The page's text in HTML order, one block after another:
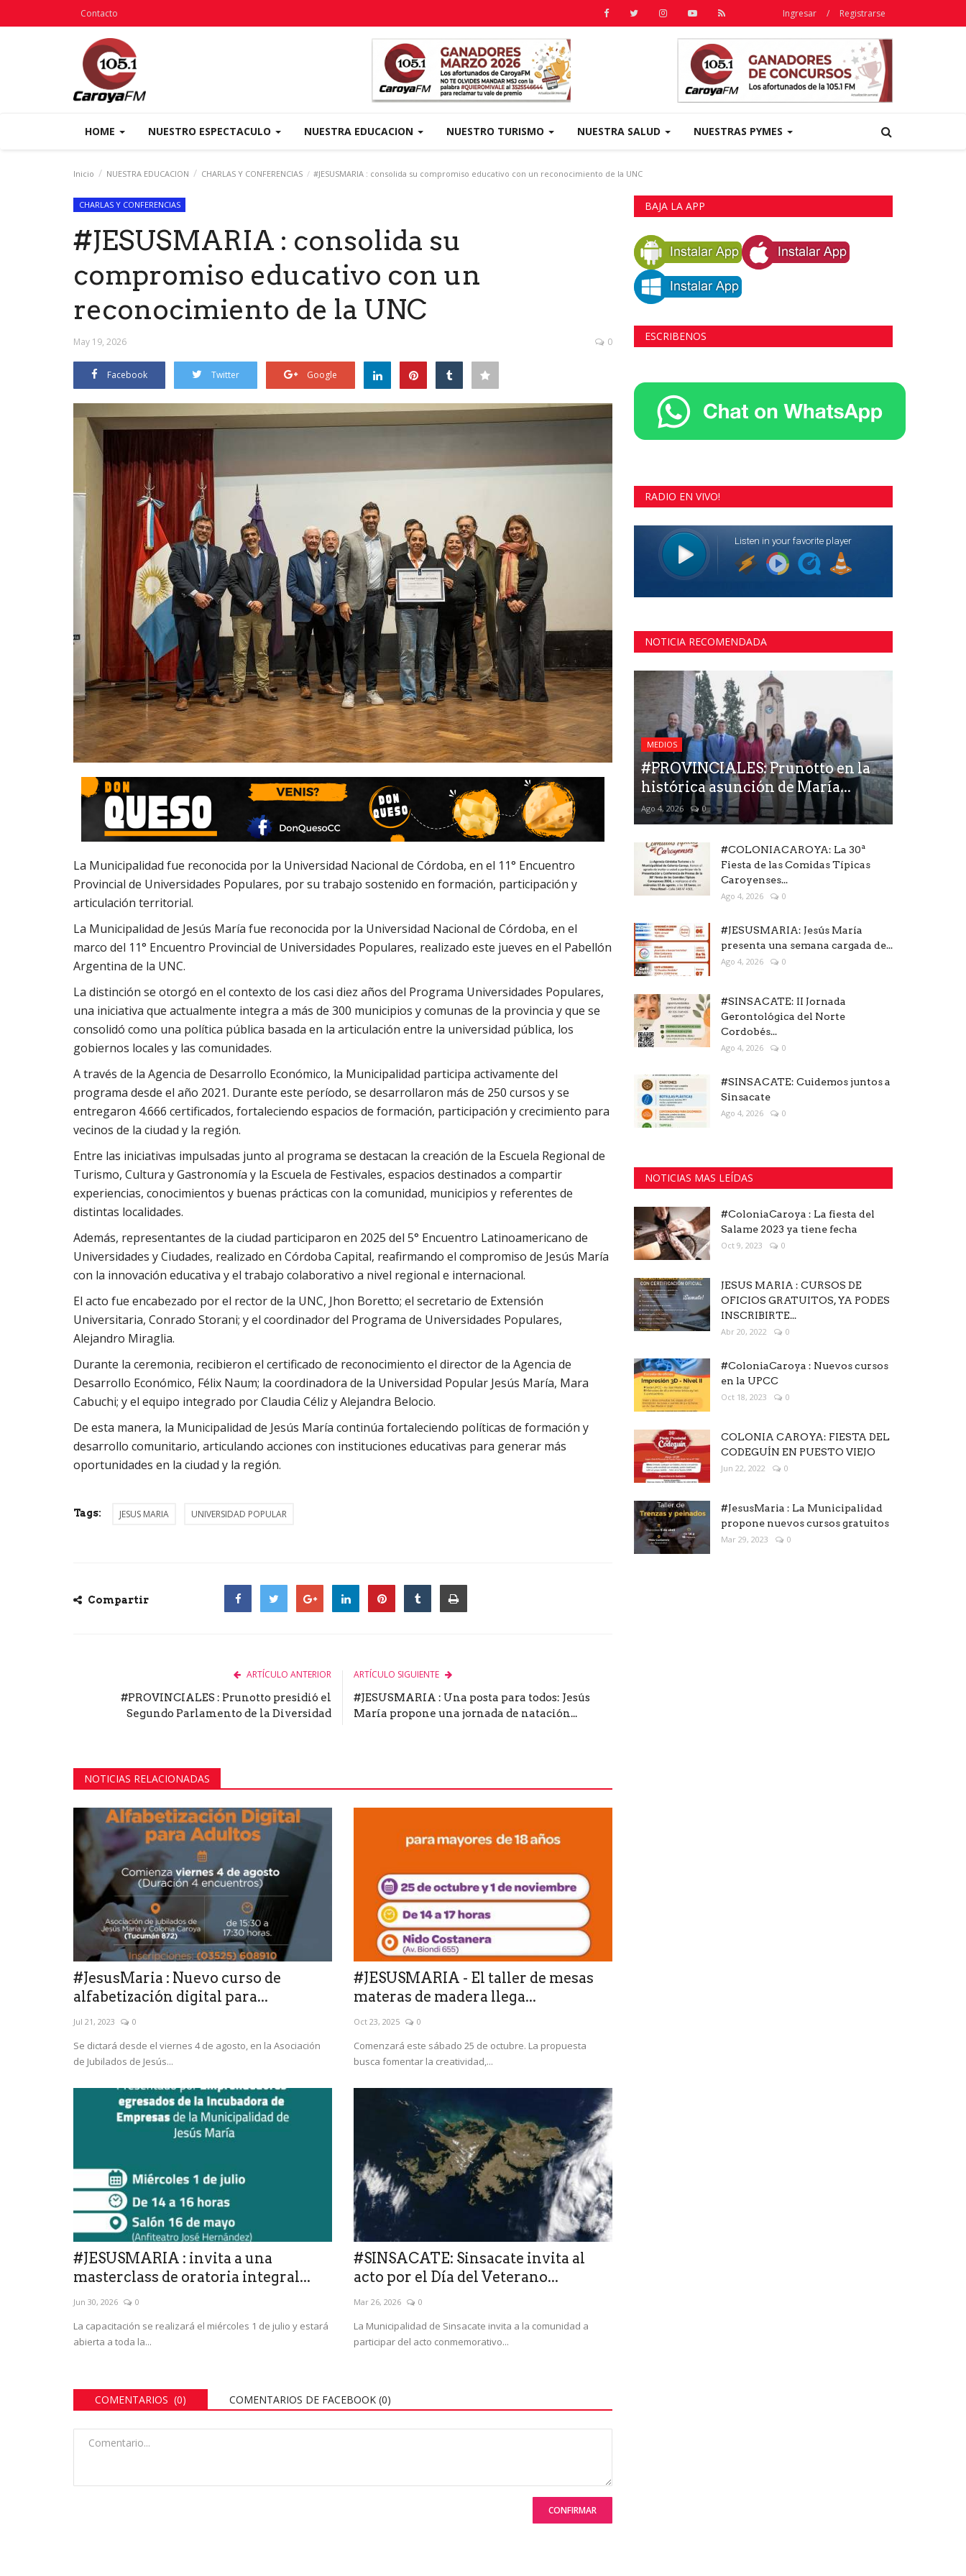
Contacto Ingresar / Registrarse
HOME NUESTRO ESPECTACULO NUESTRA EDUCACION NUESTRO TURISMO NUESTRA SALUD NUESTRAS PYMES
Inicio NUESTRA EDUCACION CHARLAS Y CONFERENCIAS #JESUSMARIA : consolida su compromiso educativo con un reconocimiento de la UNC
CHARLAS Y CONFERENCIAS
#JESUSMARIA : consolida su
compromiso educativo con un
reconocimiento de la UNC
May 19, 2026 0
Facebook Twitter Google
La Municipalidad fue reconocida por la Universidad Nacional de Córdoba, en el 11° Encuentro
Provincial de Universidades Populares, por su trabajo sostenido en formación, participación y
articulación territorial.
La Municipalidad de Jesús María fue reconocida por la Universidad Nacional de Córdoba, en el
marco del 11° Encuentro Provincial de Universidades Populares, realizado este jueves en el Pabellón
Argentina de la UNC.
La distinción se otorgó en el contexto de los casi diez años del Programa Universidades Populares,
una iniciativa que actualmente integra a más de 300 municipios y comunas de la provincia y que se
consolidó como una política pública basada en la articulación entre la universidad pública, los
gobiernos locales y las comunidades.
A través de la Agencia de Desarrollo Económico, la Municipalidad participa activamente del
programa desde el año 2021. Durante este período, se desarrollaron más de 250 cursos y se
entregaron 4.666 certificados, fortaleciendo espacios de formación, participación y crecimiento para
vecinos de la ciudad y la región.
Entre las iniciativas impulsadas junto al programa se destacan la creación de la Escuela Regional de
Turismo, Cultura y Gastronomía y la Escuela de Festivales, espacios destinados a compartir
experiencias, conocimientos y buenas prácticas con la comunidad, municipios y referentes de
distintas localidades.
Además, representantes de la ciudad participaron en 2025 del 5° Encuentro Latinoamericano de
Universidades y Ciudades, realizado en Córdoba Capital, reafirmando el compromiso de Jesús María
con la innovación educativa y el trabajo colaborativo a nivel regional e internacional.
El acto fue encabezado por el rector de la UNC, Jhon Boretto; el secretario de Extensión
Universitaria, Conrado Storani; y el coordinador del Programa de Universidades Populares,
Alejandro Miraglia.
Durante la ceremonia, recibieron el certificado de reconocimiento el director de la Agencia de
Desarrollo Económico, Félix Naum; la coordinadora de la Universidad Popular Jesús María, Mara
Cabuchi; y el equipo integrado por Claudia Céliz y Alejandra Belocio.
De esta manera, la Municipalidad de Jesús María continúa fortaleciendo políticas de formación y
desarrollo comunitario, articulando acciones con instituciones educativas para generar más
oportunidades en la ciudad y la región.
Tags: JESUS MARIA UNIVERSIDAD POPULAR
Compartir
ARTÍCULO ANTERIOR
#PROVINCIALES : Prunotto presidió el
Segundo Parlamento de la Diversidad
ARTÍCULO SIGUIENTE
#JESUSMARIA : Una posta para todos: Jesús
María propone una jornada de natación...
NOTICIAS RELACIONADAS
#JesusMaria : Nuevo curso de
alfabetización digital para...
Jul 21, 2023 0
Se dictará desde el viernes 4 de agosto, en la Asociación
de Jubilados de Jesús...
#JESUSMARIA - El taller de mesas
materas de madera llega...
Oct 23, 2025 0
Comenzará este sábado 25 de octubre. La propuesta
busca fomentar la creatividad,...
#JESUSMARIA : invita a una
masterclass de oratoria integral...
Jun 30, 2026 0
La capacitación se realizará el miércoles 1 de julio y estará
abierta a toda la...
#SINSACATE: Sinsacate invita al
acto por el Día del Veterano...
Mar 26, 2026 0
La Municipalidad de Sinsacate invita a la comunidad a
participar del acto conmemorativo...
COMENTARIOS (0) COMENTARIOS DE FACEBOOK (0)
CONFIRMAR
BAJA LA APP
ESCRIBENOS
RADIO EN VIVO!
NOTICIA RECOMENDADA
MEDIOS
#PROVINCIALES: Prunotto en la
histórica asunción de María...
Ago 4, 2026 0
#COLONIACAROYA: La 30ª
Fiesta de las Comidas Típicas
Caroyenses...
Ago 4, 2026 0
#JESUSMARIA: Jesús María
presenta una semana cargada de...
Ago 4, 2026 0
#SINSACATE: II Jornada
Gerontológica del Norte
Cordobés...
Ago 4, 2026 0
#SINSACATE: Cuidemos juntos a
Sinsacate
Ago 4, 2026 0
NOTICIAS MAS LEÍDAS
#ColoniaCaroya : La fiesta del
Salame 2023 ya tiene fecha
Oct 9, 2023 0
JESUS MARIA : CURSOS DE
OFICIOS GRATUITOS, YA PODES
INSCRIBIRTE...
Abr 20, 2022 0
#ColoniaCaroya : Nuevos cursos
en la UPCC
Oct 18, 2023 0
COLONIA CAROYA: FIESTA DEL
CODEGUÍN EN PUESTO VIEJO
Jun 22, 2022 0
#JesusMaria : La Municipalidad
propone nuevos cursos gratuitos
Mar 29, 2023 0